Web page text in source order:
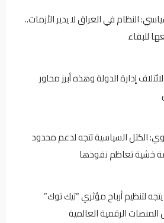
النظام في العراق لا يدير الأزمات..
للبقاء
إدارة الدولة وهذه أبرز محاور
الكتل السياسية تتجه لدعم محدود
خشية تعاظم نفوذها
لتنظيم أرباح مؤثري “تيك توك”
الرقمية العالمية